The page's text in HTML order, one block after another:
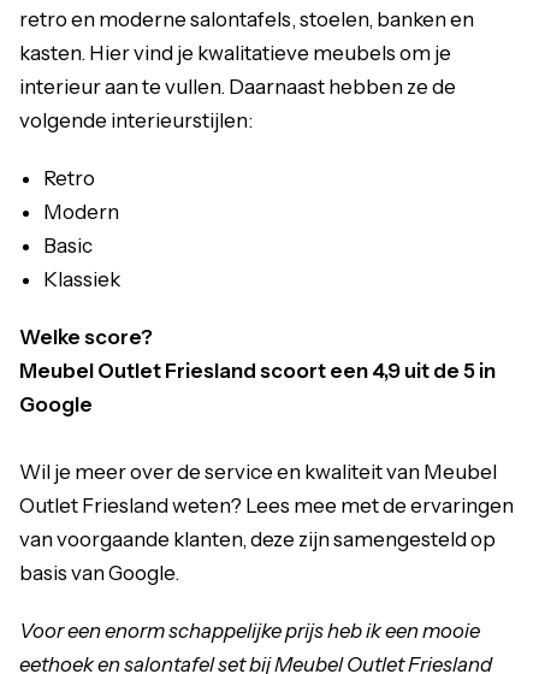
retro en moderne salontafels, stoelen, banken en
kasten. Hier vind je kwalitatieve meubels om je
interieur aan te vullen. Daarnaast hebben ze de
volgende interieurstijlen:
Retro
Modern
Basic
Klassiek
Welke score?
Meubel Outlet Friesland scoort een 4,9 uit de 5 in
Google
Wil je meer over de service en kwaliteit van Meubel
Outlet Friesland weten? Lees mee met de ervaringen
van voorgaande klanten, deze zijn samengesteld op
basis van Google.
Voor een enorm schappelijke prijs heb ik een mooie
eethoek en salontafel set bij Meubel Outlet Friesland